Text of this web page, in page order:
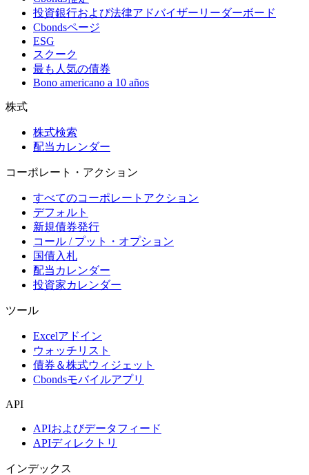
投資銀行および法律アドバイザーリーダーボード
Cbondsページ
ESG
スクーク
最も人気の債券
Bono americano a 10 años
株式
株式検索
配当カレンダー
コーポレート・アクション
すべてのコーポレートアクション
デフォルト
新規債券発行
コール / プット・オプション
国債入札
配当カレンダー
投資家カレンダー
ツール
Excelアドイン
ウォッチリスト
債券＆株式ウィジェット
Cbondsモバイルアプリ
API
APIおよびデータフィード
APIディレクトリ
インデックス